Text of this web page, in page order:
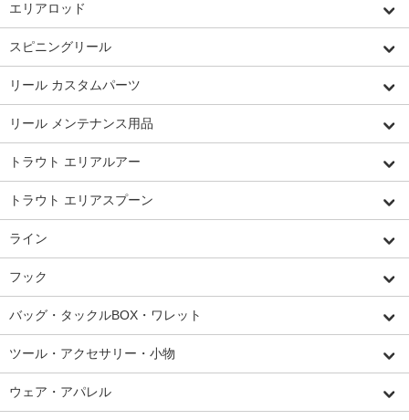
エリアロッド
スピニングリール
リール カスタムパーツ
リール メンテナンス用品
トラウト エリアルアー
トラウト エリアスプーン
ライン
フック
バッグ・タックルBOX・ワレット
ツール・アクセサリー・小物
ウェア・アパレル